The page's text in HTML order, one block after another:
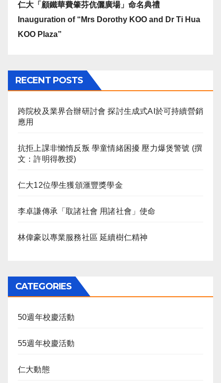
仁大「顧鐵華費肇芬伉儷廣場」命名典禮
Inauguration of “Mrs Dorothy KOO and Dr Ti Hua
KOO Plaza”
RECENT POSTS
跨院校及業界合辦研討會 探討生成式AI於可持續營銷
應用
抗拒上課非懶惰反叛 學童情緒困擾 壓力爆煲警號 (撰
文：許明得教授)
仁大12位學生獲頒滙豐獎學金
李卓謙傳承「取諸社會 用諸社會」使命
林偉豪以專業服務社區 延續樹仁精神
CATEGORIES
50週年校慶活動
55週年校慶活動
仁大動態